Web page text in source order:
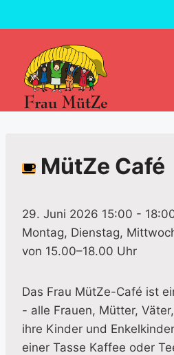
Inhalt
MütZe Café
29. Juni 2026 15:00 -
Montag, Dienstag,
von 15.00–18.00 Uhr
Das Frau MütZe-Café ist
- alle Frauen, Mütter,
ihre Kinder und
einer Tasse Kaffee oder